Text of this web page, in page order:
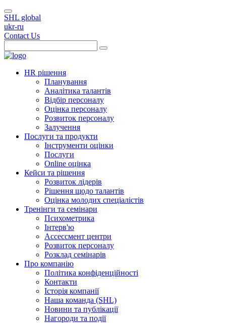
SHL global
ukr-ru
Contact Us
HR рішення
Планування
Аналітика талантів
Відбір персоналу
Оцінка персоналу
Розвиток персоналу
Залучення
Послуги та продукти
Інструменти оцінки
Послуги
Online оцінка
Кейси та рішення
Розвиток лідерів
Рішення щодо талантів
Оцінка молодих спеціалістів
Тренінги та семінари
Психометрика
Iнтерв'ю
Ассессмент центри
Розвиток персоналу
Розклад семінарів
Про компанію
Політика конфіденційності
Контакти
Історія компанії
Наша команда (SHL)
Новини та публікації
Нагороди та події